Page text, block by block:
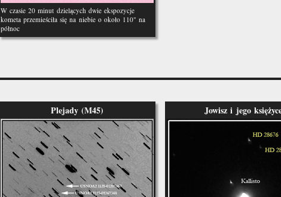
W czasie 20 minut dzielących dwie ekspozycje
kometa przemieściła się na niebie o około 110" na
północ
Plejady (M45) Jowisz i jego